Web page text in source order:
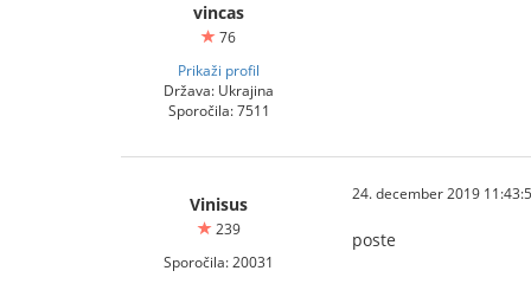
vincas
76
Prikaži profil
Država: Ukrajina
Sporočila: 7511
Vinisus
239
Sporočila: 20031
24. december 2019
poste